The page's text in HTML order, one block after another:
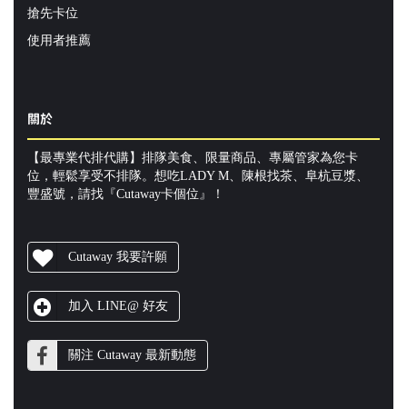
搶先卡位
使用者推薦
關於
【最專業代排代購】排隊美食、限量商品、專屬管家為您卡
位，輕鬆享受不排隊。想吃LADY M、陳根找茶、阜杭豆漿、
豐盛號，請找『Cutaway卡個位』！
Cutaway 我要許願
加入 LINE@ 好友
關注 Cutaway 最新動態